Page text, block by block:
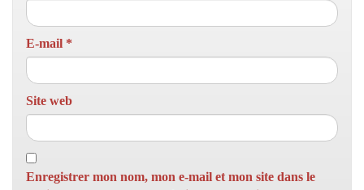
E-mail *
Site web
Enregistrer mon nom, mon e-mail et mon site dans le